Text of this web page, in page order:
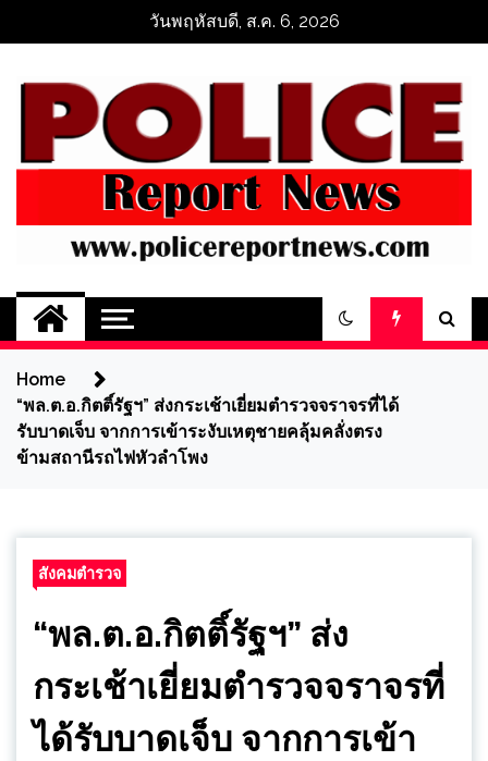
วันพฤหัสบดี, ส.ค. 6, 2026
ข่าวตำรวจออนไลน์
PoliceReportNews
Home
“พล.ต.อ.กิตติ์รัฐฯ” ส่งกระเช้าเยี่ยมตำรวจจราจรที่ได้
รับบาดเจ็บ จากการเข้าระงับเหตุชายคลุ้มคลั่งตรง
ข้ามสถานีรถไฟหัวลำโพง
สังคมตำรวจ
“พล.ต.อ.กิตติ์รัฐฯ” ส่ง
กระเช้าเยี่ยมตำรวจจราจรที่
ได้รับบาดเจ็บ จากการเข้า